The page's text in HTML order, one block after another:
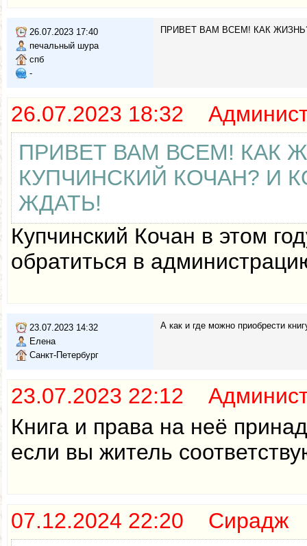
26.07.2023 17:40
печальный шура
спб
-
ПРИВЕТ ВАМ ВСЕМ! КАК
26.07.2023 18:32
ПРИВЕТ ВАМ ВСЕМ! КАК
КУПЧИНСКИЙ КОЧАН? И
ЖДАТЬ!
Купчинский Кочан в этом
обратиться в
23.07.2023 14:32
Елена
Санкт-Петербург
А как и где можно приобрести
23.07.2023 22:12
Книга и права на неё
если вы житель
07.12.2024 22:20 Сирадж